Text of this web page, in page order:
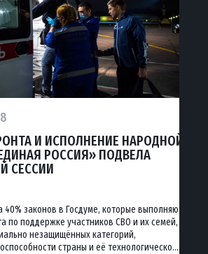
И ИСПОЛНЕНИЕ НАРОДНОЙ
РОССИЯ» ПОДВЕЛА
СЕССИИ
законов в Госдуме, которые выполняют
по поддержке участников СВО и их семей,
незащищённых категорий,
страны и её технологическо...